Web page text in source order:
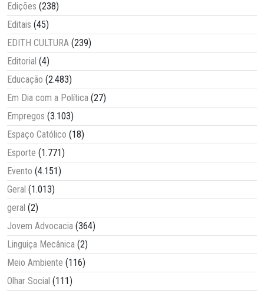
Edições (238)
Editais (45)
EDITH CULTURA (239)
Editorial (4)
Educação (2.483)
Em Dia com a Política (27)
Empregos (3.103)
Espaço Católico (18)
Esporte (1.771)
Evento (4.151)
Geral (1.013)
geral (2)
Jovem Advocacia (364)
Linguiça Mecânica (2)
Meio Ambiente (116)
Olhar Social (111)